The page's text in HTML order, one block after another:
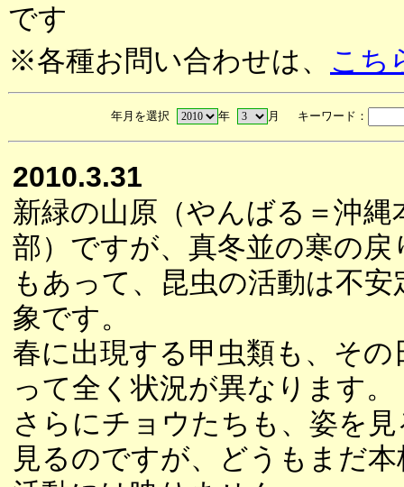
です
※各種お問い合わせは、 こち
年月を選択 年 月 キーワード：
2010.3.31
新緑の山原（やんばる＝沖縄
部）ですが、真冬並の寒の戻
もあって、昆虫の活動は不安
象です。
春に出現する甲虫類も、その
って全く状況が異なります。
さらにチョウたちも、姿を
見るのですが、どうもまだ